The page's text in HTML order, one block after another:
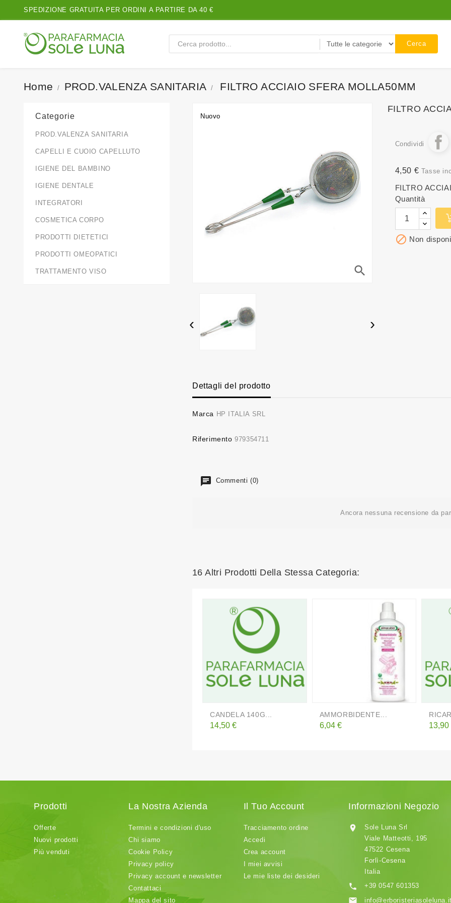
SPEDIZIONE GRATUITA PER ORDINI A PARTIRE DA 40 €
Cerca
Home PROD.VALENZA SANITARIA FILTRO ACCIAIO SFERA MOLLA50MM
Categorie
PROD.VALENZA SANITARIA
CAPELLI E CUOIO CAPELLUTO
IGIENE DEL BAMBINO
IGIENE DENTALE
INTEGRATORI
COSMETICA CORPO
PRODOTTI DIETETICI
PRODOTTI OMEOPATICI
TRATTAMENTO VISO
Nuovo
search
‹ ›
FILTRO
Condividi
4,50 € Tasse
FILTRO
Quantità
 Non
Dettagli del prodotto
Marca HP ITALIA SRL
Riferimento 979354711
Commenti (0)
Ancora nessuna recensione da
16 Altri Prodotti Della Stessa Categoria:
CANDELA 140G...
Prezzo
14,50 €
AMMORBIDENTE...
Prezzo
6,04 € 13,90
Prodotti
Offerte
Nuovi prodotti
Più venduti
La Nostra Azienda
Termini e condizioni d'uso
Chi siamo
Cookie Policy
Privacy policy
Privacy account e newsletter
Contattaci
Mappa del sito
Il Tuo Account
Tracciamento ordine
Accedi
Crea account
I miei avvisi
Le mie liste dei desideri
Informazioni Negozio

Sole Luna Srl
Viale Matteotti, 195
47522 Cesena
Forlì-Cesena
Italia
 +39 0547 601353
